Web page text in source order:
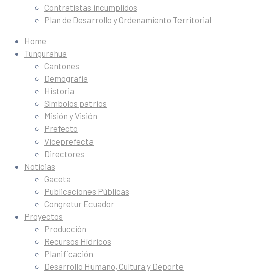
Contratistas incumplidos
Plan de Desarrollo y Ordenamiento Territorial
Home
Tungurahua
Cantones
Demografía
Historia
Símbolos patrios
Misión y Visión
Prefecto
Viceprefecta
Directores
Noticias
Gaceta
Publicaciones Públicas
Congretur Ecuador
Proyectos
Producción
Recursos Hídricos
Planificación
Desarrollo Humano, Cultura y Deporte